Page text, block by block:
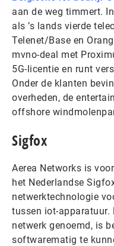
aan de weg timmert.
als ’s lands vierde
Telenet/Base en
mvno-deal met
5G-licentie en runt
Onder de klanten
overheden, de
offshore
Sigfox
Aerea Networks is
het Nederlandse
netwerktechnologie
tussen iot-apparatuur.
netwerk genoemd, is
softwarematig te